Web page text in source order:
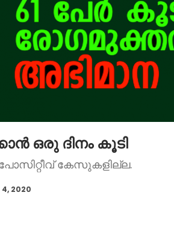
ഒരു ദിനം കൂടി
കേസുകളില്ല.
2020